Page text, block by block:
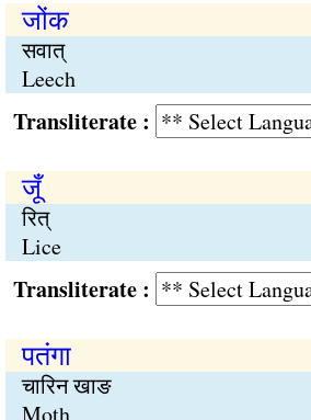
जोंक
सवात्
Leech
:
जूँ
रित्
Lice
:
पतंगा
चारिन खाङ
Moth